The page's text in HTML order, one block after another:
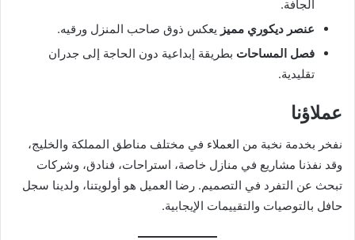
الجافة.
عنصر ديكوري مميز يعكس ذوق صاحب المنزل ورقيه.
فصل المساحات بطريقة إبداعية دون الحاجة إلى جدران
تقليدية.
عملاؤنا
نفخر بخدمة نخبة من العملاء في مختلف مناطق المملكة والخليج،
وقد نفذنا مشاريع في منازل خاصة، استراحات، فنادق، وشركات
تبحث عن التفرد في التصميم. رضا العميل هو أولويتنا، ولدينا سجل
حافل بالتوصيات والتقييمات الإيجابية.